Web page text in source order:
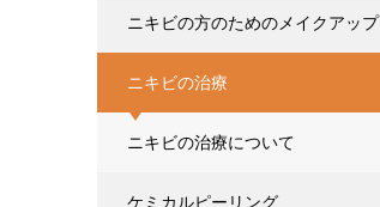
ニキビの方のためのメイクアップ
ニキビの治療
ニキビの治療について
ケミカルピーリング